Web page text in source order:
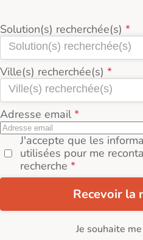
Solution(s) recherchée(s)
Ville(s) recherchée(s)
Adresse email
J'accepte que les
utilisées pour me
recherche
Recevoir la
Je souhaite me